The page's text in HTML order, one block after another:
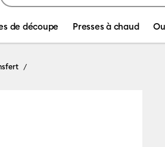
de découpe Presses à chaud